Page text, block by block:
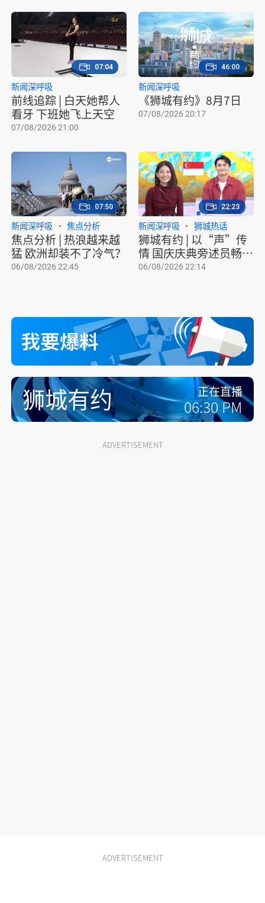
前线追踪 | 白天她帮人
看牙 下班她飞上天空
新闻深呼吸
07/08/2026 21:00
07:04
《狮城有约》8月7日
新闻深呼吸
07/08/2026 20:17
46:00
焦点分析 | 热浪越来越
猛 欧洲却装不了冷气？
新闻深呼吸 焦点分析
06/08/2026 22:45
07:50
狮城有约 | 以“声”传
情 国庆庆典旁述员畅谈
幕后工作
新闻深呼吸 狮城热话
06/08/2026 22:14
22:23
狮城有约 正在直播
06:30 PM
ADVERTISEMENT
ADVERTISEMENT